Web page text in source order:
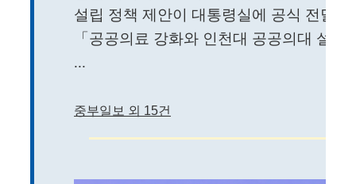
설립 정책 제안이 대통령실에 공식 전달됐
「공공의료 강화와 인천대 공공의대 설립
...
중부일보 외 15건